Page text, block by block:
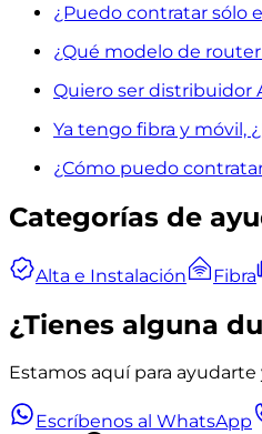
¿Puedo contratar sólo
¿Qué modelo de
Quiero ser distribuidor
Ya tengo fibra y móvil,
¿Cómo puedo
Categorías de
Alta e Instalación Fibra
¿Tienes alguna
Estamos aquí para ayudarte
Escríbenos al WhatsApp